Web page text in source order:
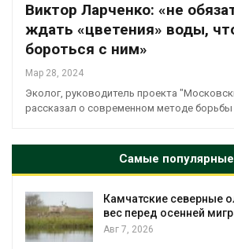
Виктор Ларченко: «не
ждать «цветения» воды,
бороться с ним»
Мар 28, 2024
Эколог, руководитель проекта
рассказал о современном методе
Самые популярные
Камчатские северные
вес перед осенней
Авг 7, 2026